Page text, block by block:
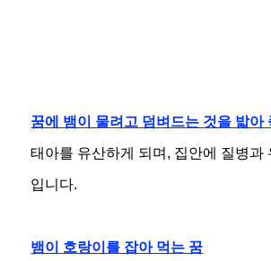
꿈에 뱀이 물려고 덤벼드는 것을 밟아
태아를 유산하게 되며, 집안에 질병과
입니다.
뱀이 호랑이를 잡아 먹는 꿈